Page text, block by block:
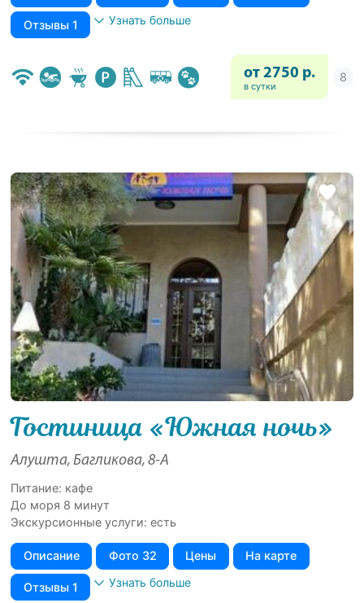
Отзывы 1 Узнать больше
от 2750 р.
в сутки
Гостиница «Южная ночь»
Алушта, Багликова, 8-А
Питание: кафе
До моря 8 минут
Экскурсионные услуги: есть
Описание Фото 32 Цены На карте
Отзывы 1 Узнать больше